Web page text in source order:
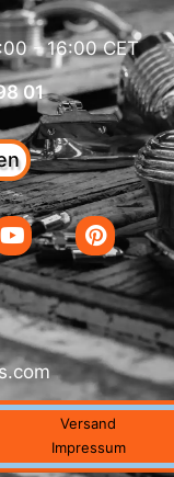
- 16:00 CET
01
Versand
Impressum